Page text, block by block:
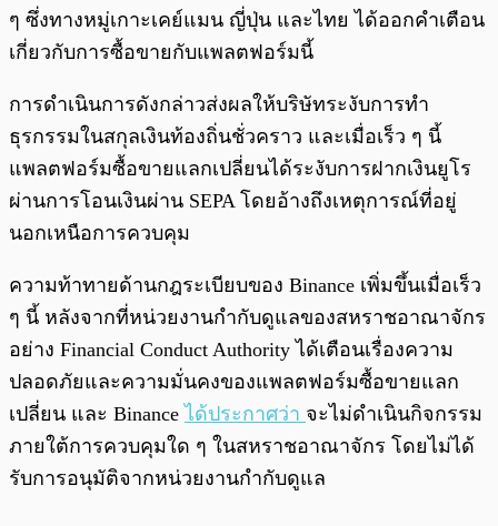
ๆ ซึ่งทางหมู่เกาะเคย์แมน ญี่ปุ่น และไทย ได้ออกคำเตือน
เกี่ยวกับการซื้อขายกับแพลตฟอร์มนี้
การดำเนินการดังกล่าวส่งผลให้บริษัทระงับการทำ
ธุรกรรมในสกุลเงินท้องถิ่นชั่วคราว และเมื่อเร็ว ๆ นี้
แพลตฟอร์มซื้อขายแลกเปลี่ยนได้ระงับการฝากเงินยูโร
ผ่านการโอนเงินผ่าน SEPA โดยอ้างถึงเหตุการณ์ที่อยู่
นอกเหนือการควบคุม
ความท้าทายด้านกฎระเบียบของ Binance เพิ่มขึ้นเมื่อเร็ว
ๆ นี้ หลังจากที่หน่วยงานกำกับดูแลของสหราชอาณาจักร
อย่าง Financial Conduct Authority ได้เตือนเรื่องความ
ปลอดภัยและความมั่นคงของแพลตฟอร์มซื้อขายแลก
เปลี่ยน และ Binanceได้ประกาศว่า จะไม่ดำเนินกิจกรรม
ภายใต้การควบคุมใด ๆ ในสหราชอาณาจักร โดยไม่ได้
รับการอนุมัติจากหน่วยงานกำกับดูแล